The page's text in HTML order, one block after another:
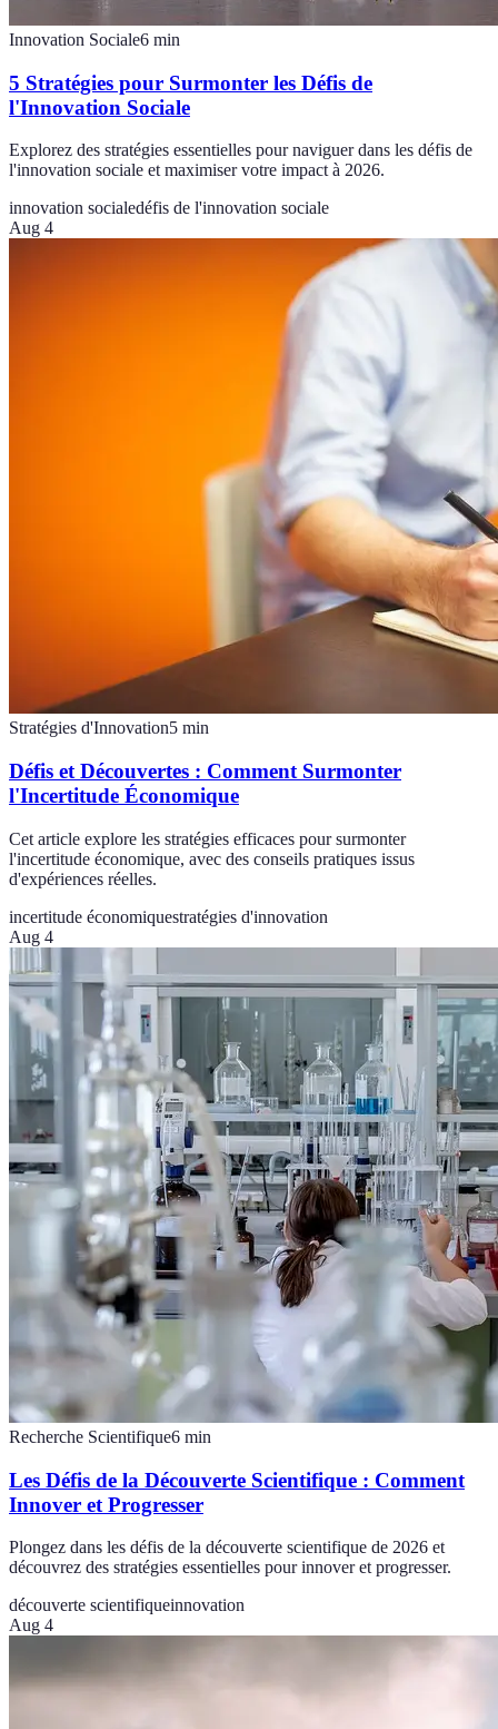
Innovation Sociale6 min
5 Stratégies pour Surmonter les Défis de
l'Innovation Sociale
Explorez des stratégies essentielles pour naviguer dans les défis de
l'innovation sociale et maximiser votre impact à 2026.
innovation socialedéfis de l'innovation sociale
Aug 4
Stratégies d'Innovation5 min
Défis et Découvertes : Comment Surmonter
l'Incertitude Économique
Cet article explore les stratégies efficaces pour surmonter
l'incertitude économique, avec des conseils pratiques issus
d'expériences réelles.
incertitude économiquestratégies d'innovation
Aug 4
Recherche Scientifique6 min
Les Défis de la Découverte Scientifique : Comment
Innover et Progresser
Plongez dans les défis de la découverte scientifique de 2026 et
découvrez des stratégies essentielles pour innover et progresser.
découverte scientifiqueinnovation
Aug 4